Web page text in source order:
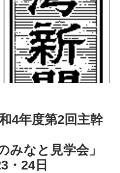
4年度第2回主幹
みなと見学会」
・24日​​